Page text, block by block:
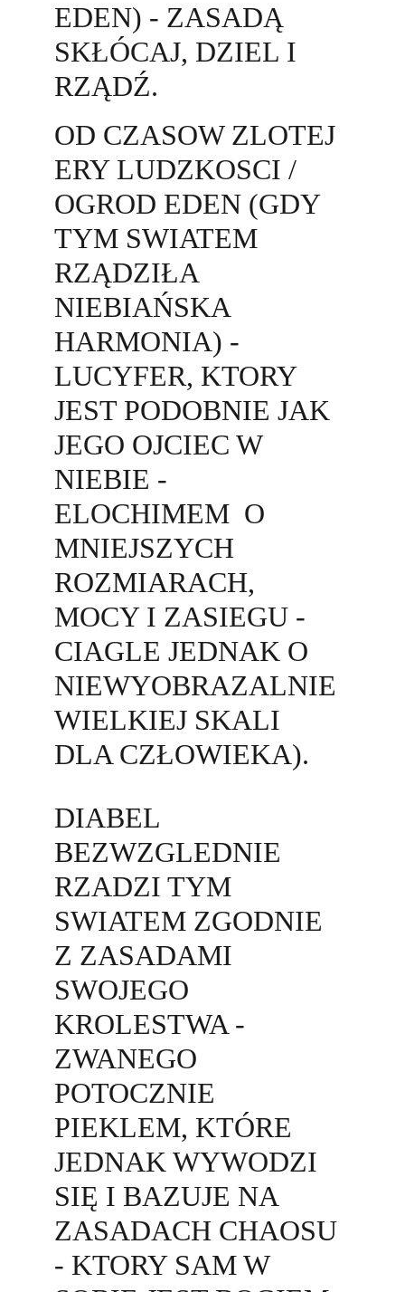
EDEN) - ZASADĄ
SKŁÓCAJ, DZIEL I
RZĄDŹ.
OD CZASOW ZLOTEJ
ERY LUDZKOSCI /
OGROD EDEN (GDY
TYM SWIATEM
RZĄDZIŁA
NIEBIAŃSKA
HARMONIA) -
LUCYFER, KTORY
JEST PODOBNIE JAK
JEGO OJCIEC W
NIEBIE -
ELOCHIMEM  O
MNIEJSZYCH
ROZMIARACH,
MOCY I ZASIEGU -
CIAGLE JEDNAK O
NIEWYOBRAZALNIE
WIELKIEJ SKALI
DLA CZŁOWIEKA).
DIABEL
BEZWZGLEDNIE
RZADZI TYM
SWIATEM ZGODNIE
Z ZASADAMI
SWOJEGO
KROLESTWA -
ZWANEGO
POTOCZNIE
PIEKLEM, KTÓRE
JEDNAK WYWODZI
SIĘ I BAZUJE NA
ZASADACH CHAOSU
- KTORY SAM W